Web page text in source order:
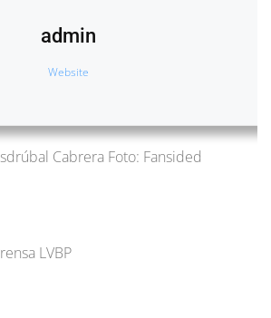
admin
Website
Cabrera Foto: Fansided
LVBP